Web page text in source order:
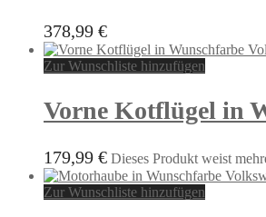
378,99 €
Zur Wunschliste hinzufügen
Vorne Kotflügel in
179,99 € Dieses Produkt weist
Zur Wunschliste hinzufügen